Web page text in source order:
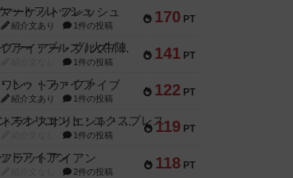
170 PT
マーケットフレッシュ
紹介文あり 1件の投稿
141 PT
ファイアー・ブルズ / 火牛陣
1件の投稿
122 PT
ワン・トゥ・ファイブ
紹介文あり 1件の投稿
119 PT
トランスオリエント・エクスプレス
1件の投稿
118 PT
フラットアイアン
2件の投稿